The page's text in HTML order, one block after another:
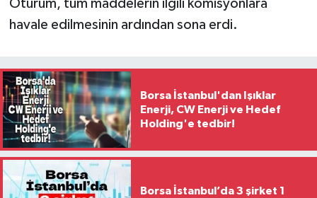
Oturum, tüm maddelerin ilgili komisyonlara
havale edilmesinin ardından sona erdi.
Borsa İstanbul'dan Işıklar
Enerji, CW Enerji ve Hedef
Holding'e tedbir!
Borsa İstanbul’da 3 şirket 1